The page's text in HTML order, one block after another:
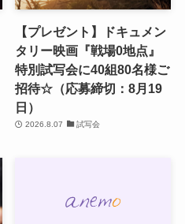
【プレゼント】ドキュメン
タリー映画『戦場0地点』
特別試写会に40組80名様ご
招待☆（応募締切：8月19
日）
2026.8.07 試写会